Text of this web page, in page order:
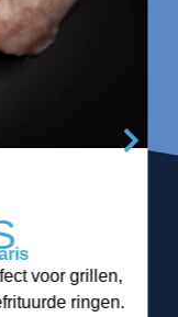
voor grillen,
ringen.